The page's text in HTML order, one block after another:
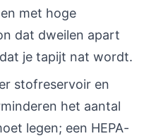
met hoge
dat dweilen apart
je tapijt nat wordt.
stofreservoir en
het aantal
legen; een HEPA-